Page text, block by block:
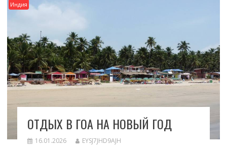
Индия
ОТДЫХ В ГОА НА НОВЫЙ ГОД
16.01.2026 EYSJ7JHD9AJH